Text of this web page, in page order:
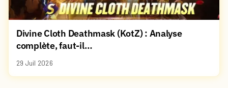
Divine Cloth Deathmask (KotZ) : Analyse
complète, faut-il…
29 Juil 2026